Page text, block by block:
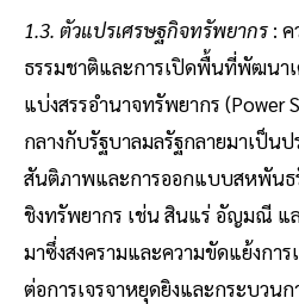
1.3. ตัวแปรเศรษฐกิจทรัพยากร :
ธรรมชาติและการเปิดพื้นที่พัฒนา
แบ่งสรรอำนาจทรัพยากร (Power
กลางกับรัฐบาลมลรัฐกลายมาเป็น
สันติภาพและการออกแบบสหพันธ
ชิงทรัพยากร เช่น สินแร่ อัญมณี แ
มาซึ่งสงครามและความขัดแย้งกา
ต่อการเจรจาหยุดยิงและกระบวน